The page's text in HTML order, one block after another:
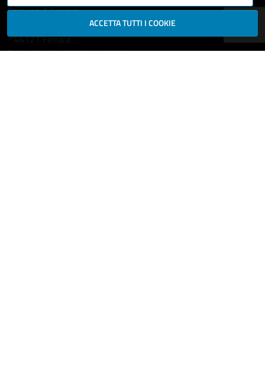
Comune di Ferrara
Piazza del Municipio, 2
- 44121 Ferrara
Codice fiscale: 00297110389
ACCETTA TUTTI I COOKIE